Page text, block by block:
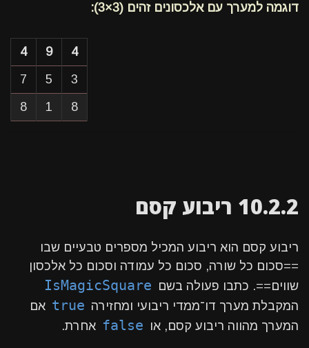
דוגמה למערך עם אלכסונים זהים (3×3):
4 9
4
7
5
3
8
1 8
10.2.2 ריבוע קסם
ריבוע קסם הוא ריבוע המכיל מספרים טבעיים שבו
==סכום כל שורה, סכום כל עמודה וסכום כל אלכסון
שווים==. כתבו פעולה בשם IsMagicSquare
המקבלת מערך דו־ממדי ריבועי ומחזירה true אם
המערך מהווה ריבוע קסם, או false אחרת.